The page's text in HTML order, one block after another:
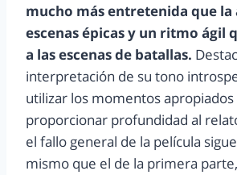
mucho más entretenida que
escenas épicas y un ritmo ágil
a las escenas de batallas.
interpretación de su tono
utilizar los momentos apropiados
proporcionar profundidad al
el fallo general de la película
mismo que el de la primera